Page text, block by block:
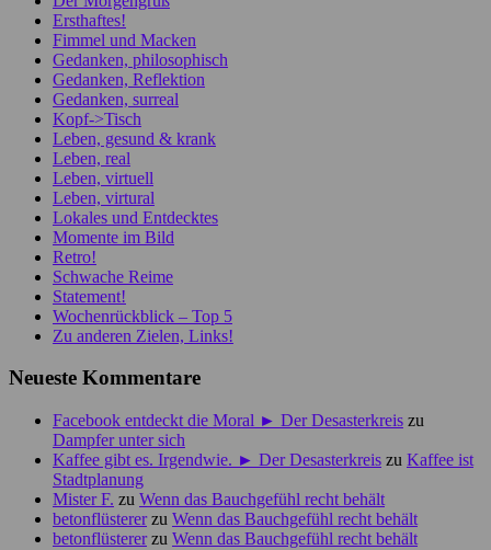
Ersthaftes!
Fimmel und Macken
Gedanken, philosophisch
Gedanken, Reflektion
Gedanken, surreal
Kopf->Tisch
Leben, gesund & krank
Leben, real
Leben, virtuell
Leben, virtural
Lokales und Entdecktes
Momente im Bild
Retro!
Schwache Reime
Statement!
Wochenrückblick – Top 5
Zu anderen Zielen, Links!
Neueste Kommentare
Facebook entdeckt die Moral ► Der Desasterkreis zu
Dampfer unter sich
Kaffee gibt es. Irgendwie. ► Der Desasterkreis zu Kaffee ist
Stadtplanung
Mister F. zu Wenn das Bauchgefühl recht behält
betonflüstererzu Wenn das Bauchgefühl recht behält
betonflüstererzu Wenn das Bauchgefühl recht behält